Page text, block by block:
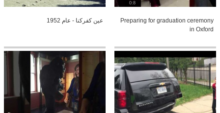
0:8
Preparing for graduation ceremony
in Oxford
عين كفركنا - عام 1952